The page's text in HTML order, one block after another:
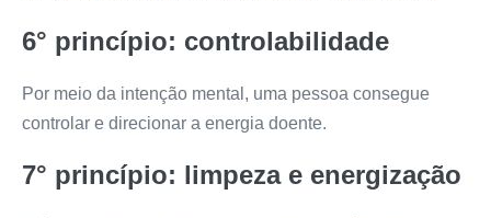
6° princípio: controlabilidade
Por meio da intenção mental, uma pessoa consegue
controlar e direcionar a energia doente.
7° princípio: limpeza e energização